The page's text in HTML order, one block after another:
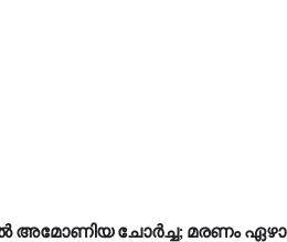
അമോണിയ ചോർച്ച; മരണം